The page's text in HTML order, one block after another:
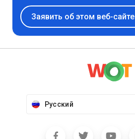
Заявить об этом веб-сайте
Русский